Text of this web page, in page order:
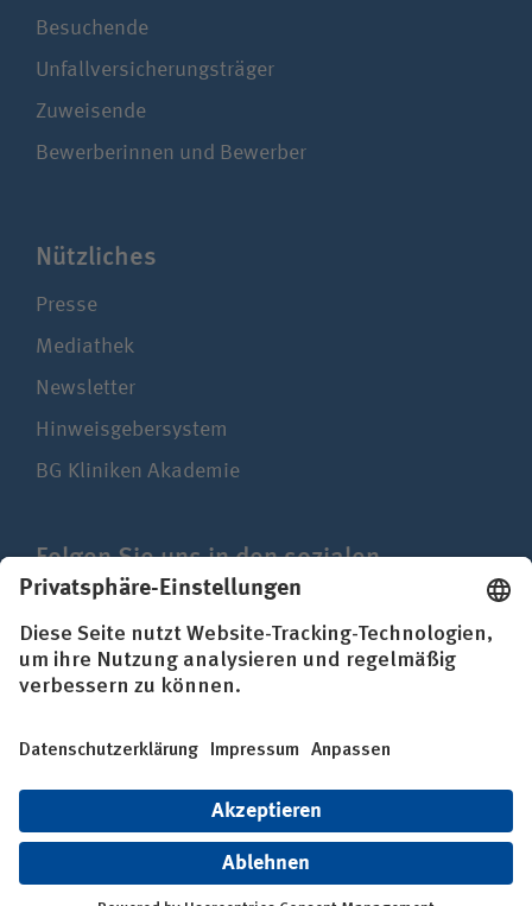
Besuchende
Unfallversicherungsträger
Zuweisende
Bewerberinnen und Bewerber
Nützliches
Presse
Mediathek
Newsletter
Hinweisgebersystem
BG Kliniken Akademie
Folgen Sie uns in den sozialen
Netzwerken
Impressum
Datenschutz
Erklärung zur Barrierefreiheit
© BG Kliniken – Klinikverbund der gesetzlichen